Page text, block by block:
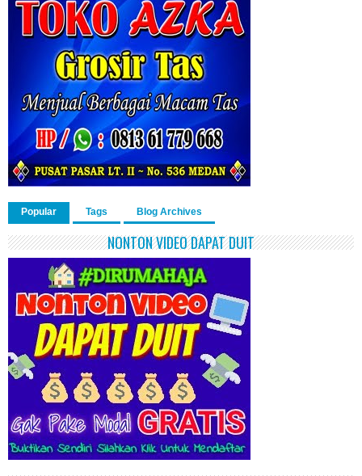
Popular Tags Blog Archives
NONTON VIDEO DAPAT DUIT